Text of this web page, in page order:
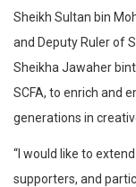
Sheikh Sultan bin
and Deputy Ruler of
Sheikha Jawaher
SCFA, to enrich and
generations in
“I would like to
supporters, and